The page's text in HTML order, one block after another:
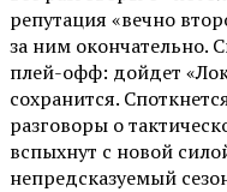
репутация «вечно
за ним окончательно.
плей-офф: дойдет
сохранится.
разговоры о
вспыхнут с новой
непредсказуемый